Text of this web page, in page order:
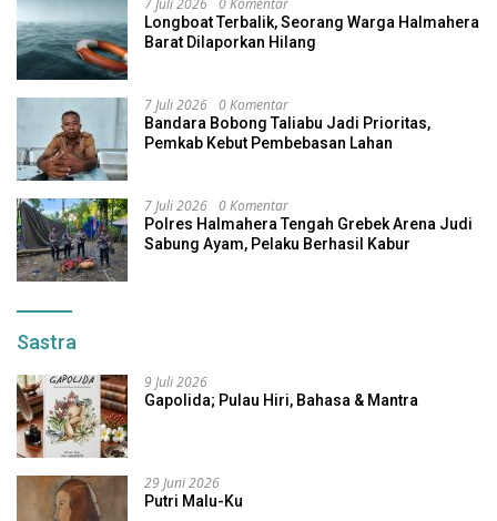
7 Juli 2026 0 Komentar
Longboat Terbalik, Seorang Warga Halmahera
Barat Dilaporkan Hilang
7 Juli 2026 0 Komentar
Bandara Bobong Taliabu Jadi Prioritas,
Pemkab Kebut Pembebasan Lahan
7 Juli 2026 0 Komentar
Polres Halmahera Tengah Grebek Arena Judi
Sabung Ayam, Pelaku Berhasil Kabur
Sastra
9 Juli 2026
Gapolida; Pulau Hiri, Bahasa & Mantra
29 Juni 2026
Putri Malu-Ku